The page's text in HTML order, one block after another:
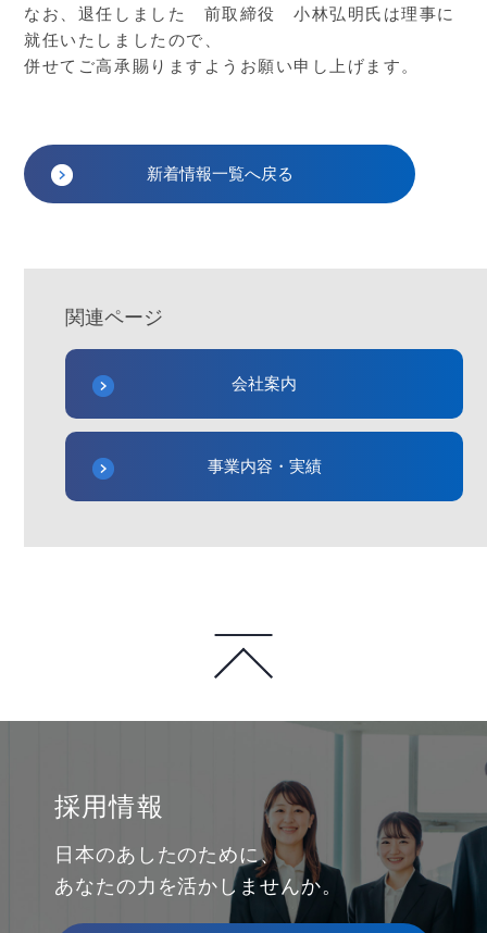
なお、退任しました 前取締役 小林弘明氏は理事に
就任いたしましたので、
併せてご高承賜りますようお願い申し上げます。
新着情報一覧へ戻る
関連ページ
会社案内
事業内容・実績
採用情報
日本のあしたのために、
あなたの力を活かしませんか。